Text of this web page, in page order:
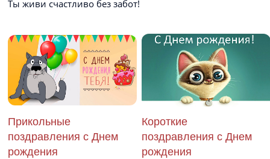
Ты живи счастливо без забот!
Прикольные
поздравления с Днем
рождения
Короткие
поздравления с Днем
рождения